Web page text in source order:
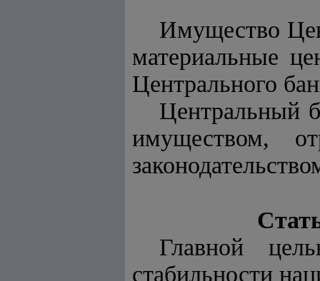
Имущество
материальные
Центрального
Центральный
имуществом,
Главной
стабильности